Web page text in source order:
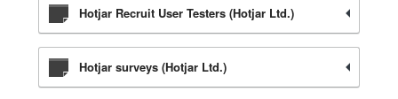
Hotjar Recruit User Testers (Hotjar Ltd.)
Hotjar surveys (Hotjar Ltd.)